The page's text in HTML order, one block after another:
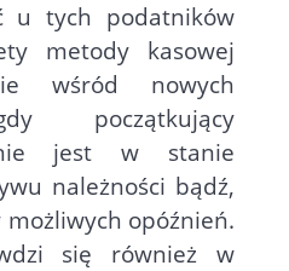
u tych podatników
metody kasowej
wśród nowych
początkujący
nie jest w stanie
należności bądź,
opóźnień.
się również w